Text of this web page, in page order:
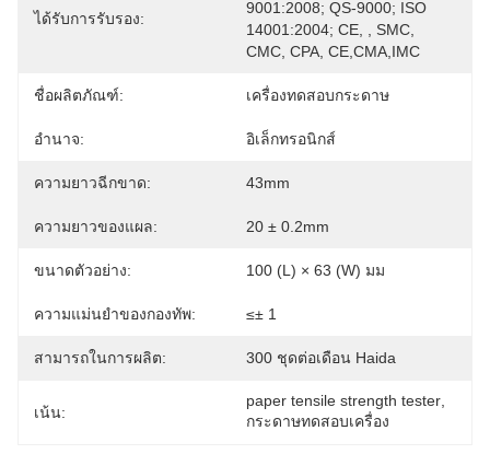
ได้รับการรับรอง:
9001:2008; QS-9000; ISO
14001:2004; CE, , SMC,
CMC, CPA, CE,CMA,IMC
ชื่อผลิตภัณฑ์: เครื่องทดสอบกระดาษ
อำนาจ: อิเล็กทรอนิกส์
ความยาวฉีกขาด: 43mm
ความยาวของแผล: 20 ± 0.2mm
ขนาดตัวอย่าง: 100 (L) × 63 (W) มม
ความแม่นยำของกองทัพ: ≤± 1
สามารถในการผลิต: 300 ชุดต่อเดือน Haida
เน้น:
paper tensile strength tester
กระดาษทดสอบเครื่อง